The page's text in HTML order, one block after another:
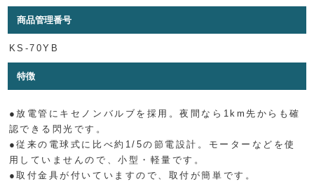
商品管理番号
KS-70YB
特徴
●放電管にキセノンバルブを採用。夜間なら1km先からも確
認できる閃光です。
●従来の電球式に比べ約1/5の節電設計。モーターなどを使
用していませんので、小型・軽量です。
●取付金具が付いていますので、取付が簡単です。